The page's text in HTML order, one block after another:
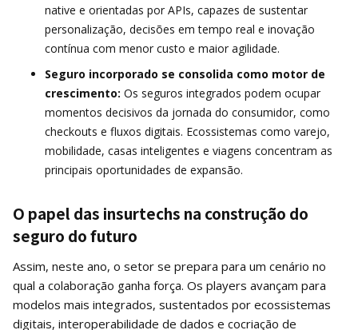
native e orientadas por APIs, capazes de sustentar
personalização, decisões em tempo real e inovação
contínua com menor custo e maior agilidade.
Seguro incorporado se consolida como motor de
crescimento: Os seguros integrados podem ocupar
momentos decisivos da jornada do consumidor, como
checkouts e fluxos digitais. Ecossistemas como varejo,
mobilidade, casas inteligentes e viagens concentram as
principais oportunidades de expansão.
O papel das insurtechs na construção do
seguro do futuro
Assim, neste ano, o setor se prepara para um cenário no
qual a colaboração ganha força. Os players avançam para
modelos mais integrados, sustentados por ecossistemas
digitais, interoperabilidade de dados e cocriação de